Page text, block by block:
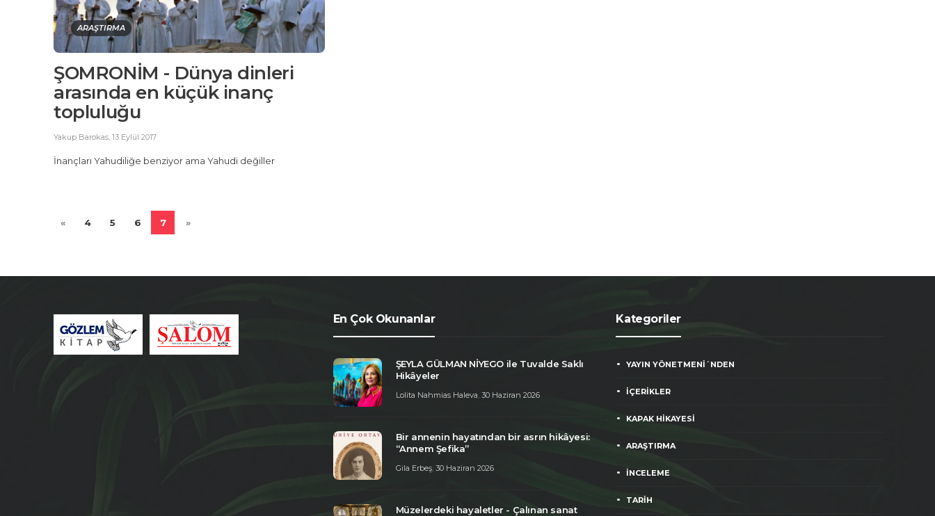
ARAŞTIRMA
ŞOMRONİM - Dünya dinleri
arasında en küçük inanç
topluluğu
Yakup Barokas 13 Eylül 2017
İnançları Yahudiliğe benziyor ama Yahudi değiller
« 4 5 6 7 »
En Çok Okunanlar
ŞEYLA GÜLMAN NİYEGO ile Tuvalde Saklı
Hikâyeler
Lolita Nahmias Haleva 30 Haziran 2026
Bir annenin hayatından bir asrın hikâyesi:
“Annem Şefika”
Gila Erbeş, 30 Haziran 2026
Müzelerdeki hayaletler - Çalınan sanat
Kategoriler
YAYIN YÖNETMENİ´NDEN
İÇERİKLER
KAPAK HİKAYESİ
ARAŞTIRMA
İNCELEME
TARİH